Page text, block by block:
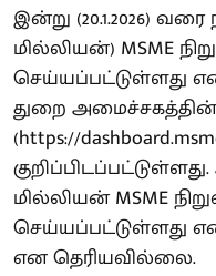
இன்று (20.1.2026) வரை
மில்லியன்) MSME
செய்யப்பட்டுள்ளது
துறை
(https://
மில்லியன் MSME
செய்யப்பட்டுள்ளது
என தெரியவில்லை.